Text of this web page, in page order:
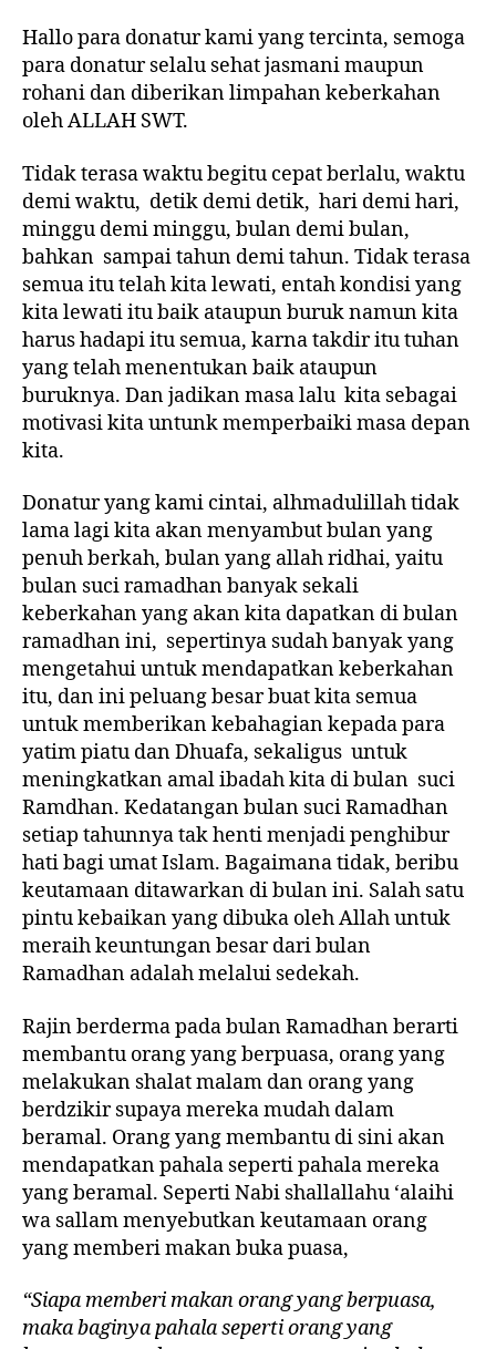
Hallo para donatur kami yang tercinta, semoga
para donatur selalu sehat jasmani maupun
rohani dan diberikan limpahan keberkahan
oleh ALLAH SWT.
Tidak terasa waktu begitu cepat berlalu, waktu
demi waktu, detik demi detik, hari demi hari,
minggu demi minggu, bulan demi bulan,
bahkan sampai tahun demi tahun. Tidak terasa
semua itu telah kita lewati, entah kondisi yang
kita lewati itu baik ataupun buruk namun kita
harus hadapi itu semua, karna takdir itu tuhan
yang telah menentukan baik ataupun
buruknya. Dan jadikan masa lalu kita sebagai
motivasi kita untunk memperbaiki masa depan
kita.
Donatur yang kami cintai, alhmadulillah tidak
lama lagi kita akan menyambut bulan yang
penuh berkah, bulan yang allah ridhai, yaitu
bulan suci ramadhan banyak sekali
keberkahan yang akan kita dapatkan di bulan
ramadhan ini, sepertinya sudah banyak yang
mengetahui untuk mendapatkan keberkahan
itu, dan ini peluang besar buat kita semua
untuk memberikan kebahagian kepada para
yatim piatu dan Dhuafa, sekaligus untuk
meningkatkan amal ibadah kita di bulan suci
Ramdhan. Kedatangan bulan suci Ramadhan
setiap tahunnya tak henti menjadi penghibur
hati bagi umat Islam. Bagaimana tidak, beribu
keutamaan ditawarkan di bulan ini. Salah satu
pintu kebaikan yang dibuka oleh Allah untuk
meraih keuntungan besar dari bulan
Ramadhan adalah melalui sedekah.
Rajin berderma pada bulan Ramadhan berarti
membantu orang yang berpuasa, orang yang
melakukan shalat malam dan orang yang
berdzikir supaya mereka mudah dalam
beramal. Orang yang membantu di sini akan
mendapatkan pahala seperti pahala mereka
yang beramal. Seperti Nabi shallallahu ‘alaihi
wa sallam menyebutkan keutamaan orang
yang memberi makan buka puasa,
“Siapa memberi makan orang yang berpuasa,
maka baginya pahala seperti orang yang